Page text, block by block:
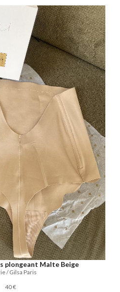
plongeant Malte Beige
/ Gilsa Paris
40 €